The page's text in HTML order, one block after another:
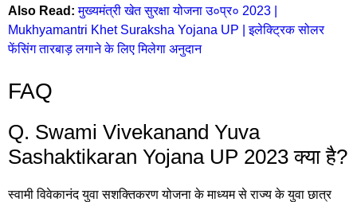
Also Read: मुख्यमंत्री खेत सुरक्षा योजना उ०प्र० 2023 |
Mukhyamantri Khet Suraksha Yojana UP | इलेक्ट्रिक सोलर
फेंसिंग तारबाड़ लगाने के लिए मिलेगा अनुदान
FAQ
Q. Swami Vivekanand Yuva
Sashaktikaran Yojana UP 2023 क्या है?
स्वामी विवेकानंद युवा सशक्तिकरण योजना के माध्यम से राज्य के युवा छात्र